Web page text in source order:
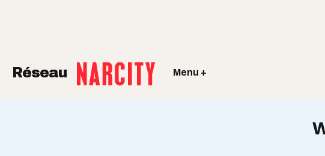
Réseau Menu +